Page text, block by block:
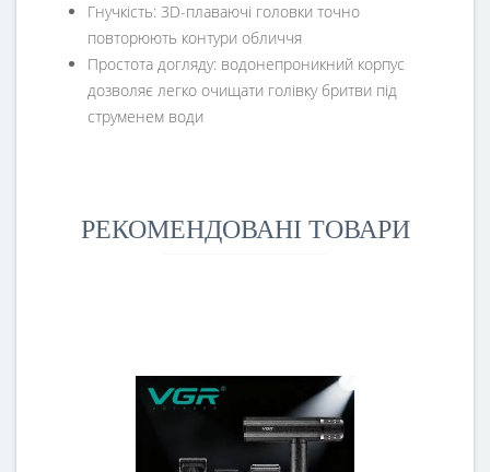
Гнучкість: 3D-плаваючі головки точно
повторюють контури обличчя
Простота догляду: водонепроникний корпус
дозволяє легко очищати голівку бритви під
струменем води
РЕКОМЕНДОВАНІ ТОВАРИ